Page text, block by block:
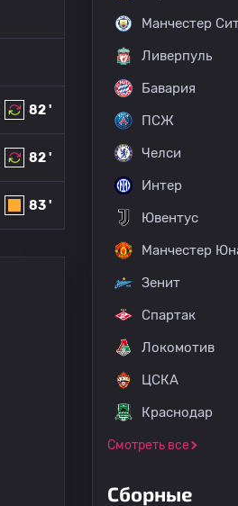
82 '
82 '
83 '
Манчестер
Ливерпуль
Бавария
ПСЖ
Челси
Интер
Ювентус
Манчестер
Зенит
Спартак
Локомотив
ЦСКА
Краснодар
Смотреть все
Сборные